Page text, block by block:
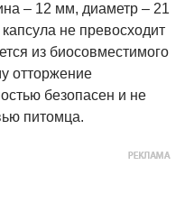
– 12 мм, диаметр – 21
не превосходит
из биосовместимого
отторжение
безопасен и не
питомца.